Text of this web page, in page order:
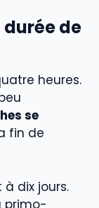
de
heures.
se
fin de
dix jours.
primo-